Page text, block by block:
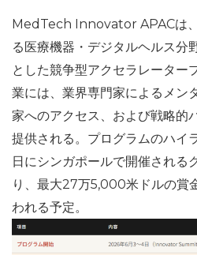
MedTech Innovator APACは
る医療機器・デジタルヘルス分
とした競争型アクセラレーター
業には、業界専門家によるメン
家へのアクセス、および戦略的
提供される。プログラムのハイ
日にシンガポールで開催される
り、最大27万5,000米ドルの賞
われる予定。